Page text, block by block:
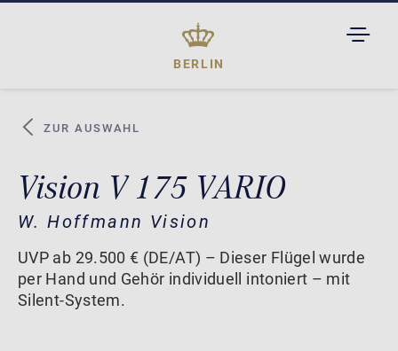
BERLIN
ZUR AUSWAHL
Vision V 175 VARIO
W. Hoffmann Vision
UVP ab 29.500 € (DE/AT) – Dieser Flügel wurde
per Hand und Gehör individuell intoniert – mit
Silent-System.